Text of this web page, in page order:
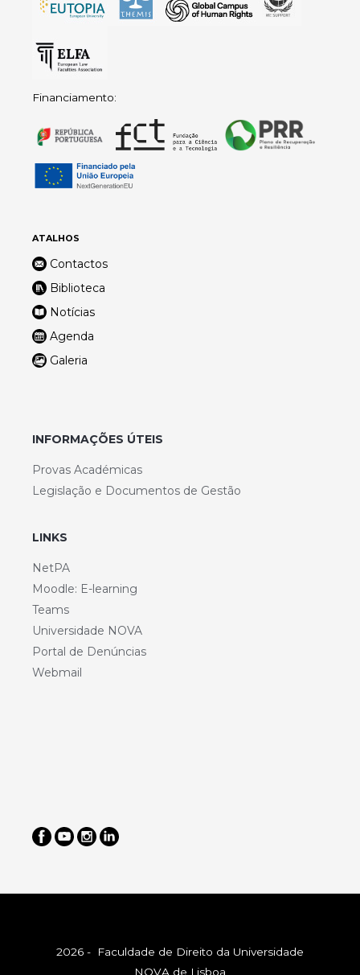
Financiamento:
ATALHOS
Contactos
Biblioteca
Notícias
Agenda
Galeria
INFORMAÇÕES ÚTEIS
Provas Académicas
Legislação e Documentos de Gestão
LINKS
NetPA
Moodle: E-learning
Teams
Universidade NOVA
Portal de Denúncias
Webmail
2026 - Faculdade de Direito da Universidade
NOVA de Lisboa